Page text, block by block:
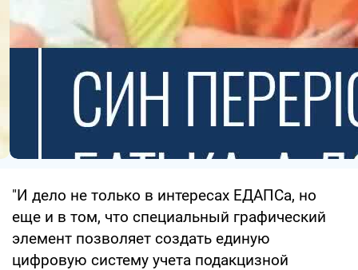
"И дело не только в интересах ЕДАПСа, но
еще и в том, что специальный графический
элемент позволяет создать единую
цифровую систему учета подакцизной